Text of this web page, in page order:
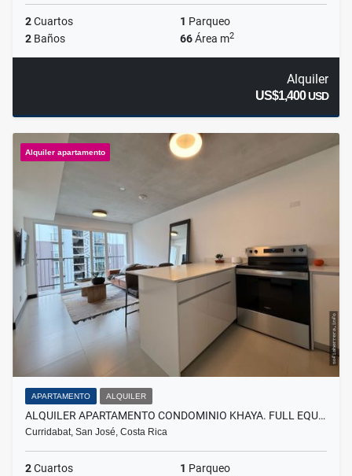
2Cuartos 1 Parqueo
2 Baños 66Área m2
Alquiler
US$1,400USD
Alquiler apartamento
APARTAMENTO ALQUILER
ALQUILER APARTAMENTO CONDOMINIO KHAYA. FULL EQU…
Curridabat, San José, Costa Rica
2Cuartos 1 Parqueo